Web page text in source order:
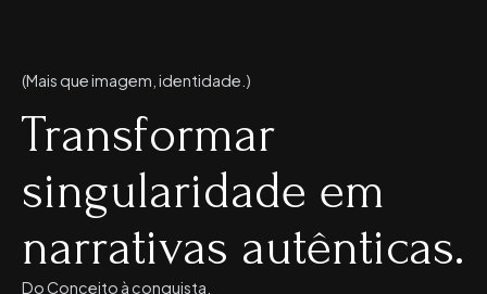
(Mais que imagem, identidade.)
Transformar
singularidade em
narrativas autênticas.
Do Conceito à conquista.